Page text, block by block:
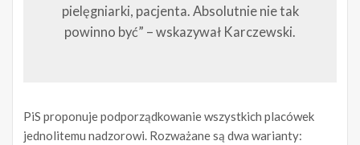
pielęgniarki, pacjenta. Absolutnie nie tak
powinno być” – wskazywał Karczewski.
PiS proponuje podporządkowanie wszystkich placówek
jednolitemu nadzorowi. Rozważane są dwa warianty: